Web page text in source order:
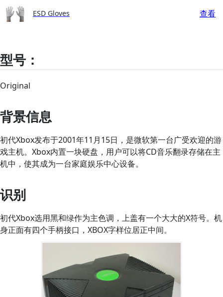
ESD Gloves 查看
型号：
Original
背景信息
初代Xbox发布于2001年11月15日，是微软第一台广受欢迎的游
戏主机。Xbox内置一块硬盘，用户可以将CD音乐翻录存储在主
机中，使其成为一台家庭娱乐中心设备。
识别
初代Xbox选用黑和绿作为主色调，上盖有一个大大的X符号。机
身正面有四个手柄接口，XBOX字样位居正中间。